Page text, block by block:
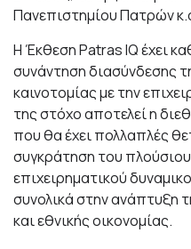
Πανεπιστημίου Πατρών
Η Έκθεση Patras IQ έχει
συνάντηση διασύνδεσης
καινοτομίας με την
της στόχο αποτελεί η
που θα έχει πολλαπλές
συγκράτηση του πλούσιου
επιχειρηματικού
συνολικά στην ανάπτυξη
και εθνικής οικονομίας.